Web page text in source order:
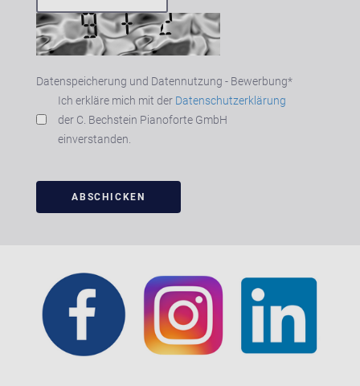
Datenspeicherung und Datennutzung - Bewerbung*
Ich erkläre mich mit der Datenschutzerklärung
der C. Bechstein Pianoforte GmbH
einverstanden.